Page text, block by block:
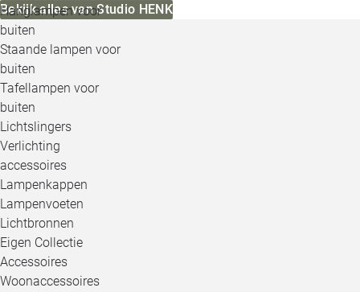
Hanglampen voor
buiten
Staande lampen voor
buiten
Tafellampen voor
buiten
Lichtslingers
Verlichting
accessoires
Lampenkappen
Lampenvoeten
Lichtbronnen
Eigen Collectie
Accessoires
Woonaccessoires
Bekijk alles van Studio HENK